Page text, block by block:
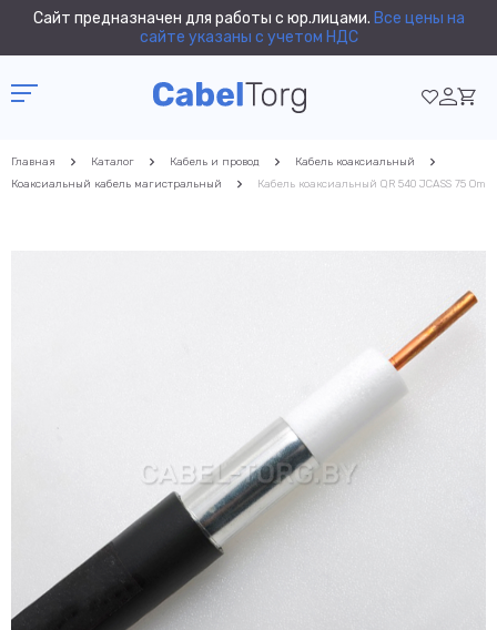
Сайт предназначен для работы с юр.лицами. Все цены на
сайте указаны с учетом НДС
Главная Каталог Кабель и провод
Кабель коаксиальный
Коаксиальный кабель магистральный
Кабель коаксиальный QR 540 JCASS 75 Om